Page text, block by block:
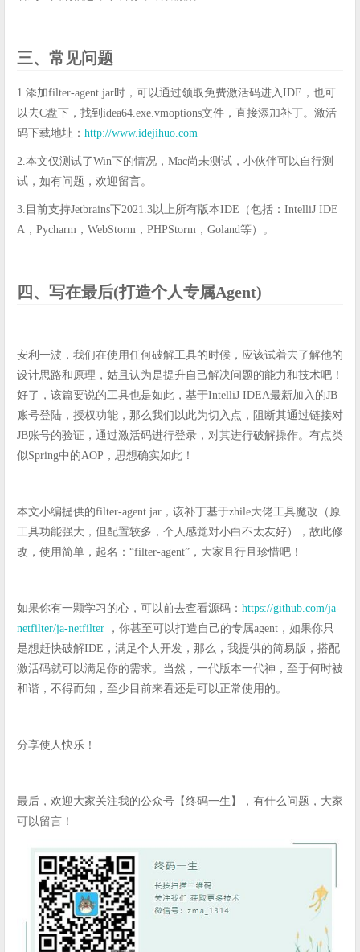
三、常见问题
1.添加filter-agent.jar时，可以通过领取免费激活码进入IDE，也可
以去C盘下，找到idea64.exe.vmoptions文件，直接添加补丁。激活
码下载地址： http://www.idejihuo.com
2.本文仅测试了Win下的情况，Mac尚未测试，小伙伴可以自行测
试，如有问题，欢迎留言。
3.目前支持Jetbrains下2021.3以上所有版本IDE（包括：IntelliJ IDE
A，Pycharm，WebStorm，PHPStorm，Goland等）。
四、写在最后(打造个人专属Agent)
安利一波，我们在使用任何破解工具的时候，应该试着去了解他的
设计思路和原理，姑且认为是提升自己解决问题的能力和技术吧！
好了，该篇要说的工具也是如此，基于IntelliJ IDEA最新加入的JB
账号登陆，授权功能，那么我们以此为切入点，阻断其通过链接对
JB账号的验证，通过激活码进行登录，对其进行破解操作。有点类
似Spring中的AOP，思想确实如此！
本文小编提供的filter-agent.jar，该补丁基于zhile大佬工具魔改（原
工具功能强大，但配置较多，个人感觉对小白不太友好），故此修
改，使用简单，起名：“filter-agent”，大家且行且珍惜吧！
如果你有一颗学习的心，可以前去查看源码： https://github.com/ja-
netfilter/ja-netfilter ，你甚至可以打造自己的专属agent，如果你只
是想赶快破解IDE，满足个人开发，那么，我提供的简易版，搭配
激活码就可以满足你的需求。当然，一代版本一代神，至于何时被
和谐，不得而知，至少目前来看还是可以正常使用的。
分享使人快乐！
最后，欢迎大家关注我的公众号【终码一生】，有什么问题，大家
可以留言！